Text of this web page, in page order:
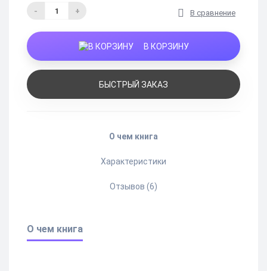
- + В сравнение
В КОРЗИНУ
БЫСТРЫЙ ЗАКАЗ
О чем книга
Характеристики
Отзывов (6)
О чем книга